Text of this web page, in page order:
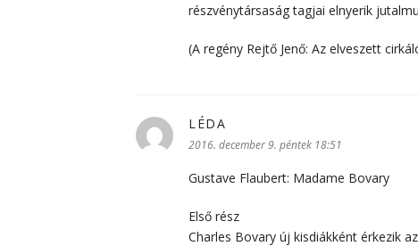
részvénytársaság tagjai elnyerik
(A regény Rejtő Jenő: Az elveszett
LÉDA
2016. december 9. péntek 18:51
Gustave Flaubert: Madame Bovary
Első rész
Charles Bovary új kisdiákként érkezik